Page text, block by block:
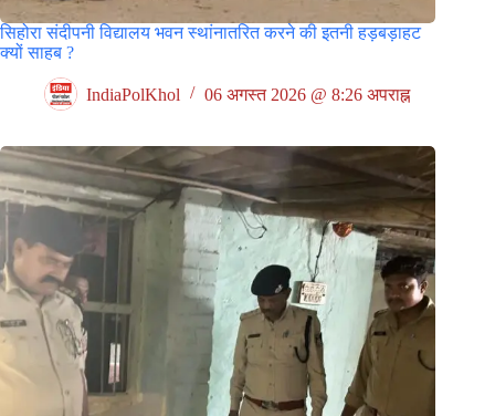
सिहोरा संदीपनी विद्यालय भवन स्थांनातरित करने की इतनी हड़बड़ाहट
क्यों साहब ?
IndiaPolKhol 06 अगस्त 2026 @ 8:26 अपराह्न